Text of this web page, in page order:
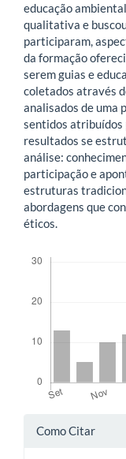
educação
qualitativa e
participaram,
da formação
serem guias e
coletados através
analisados de uma
sentidos
resultados se
análise:
participação e
estruturas
abordagens que
éticos.
Detalhes
Como Citar